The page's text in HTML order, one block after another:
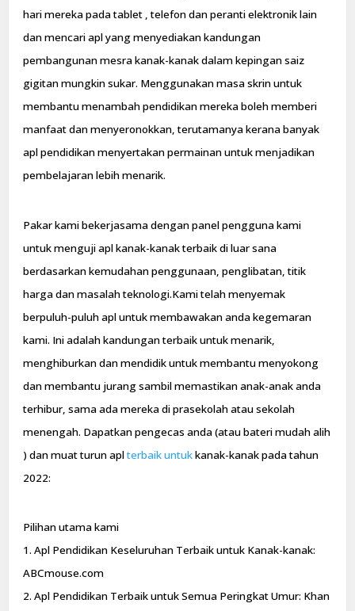
hari mereka pada tablet , telefon dan peranti elektronik lain
dan mencari apl yang menyediakan kandungan
pembangunan mesra kanak-kanak dalam kepingan saiz
gigitan mungkin sukar. Menggunakan masa skrin untuk
membantu menambah pendidikan mereka boleh memberi
manfaat dan menyeronokkan, terutamanya kerana banyak
apl pendidikan menyertakan permainan untuk menjadikan
pembelajaran lebih menarik.
Pakar kami bekerjasama dengan panel pengguna kami
untuk menguji apl kanak-kanak terbaik di luar sana
berdasarkan kemudahan penggunaan, penglibatan, titik
harga dan masalah teknologi.Kami telah menyemak
berpuluh-puluh apl untuk membawakan anda kegemaran
kami. Ini adalah kandungan terbaik untuk menarik,
menghiburkan dan mendidik untuk membantu menyokong
dan membantu jurang sambil memastikan anak-anak anda
terhibur, sama ada mereka di prasekolah atau sekolah
menengah. Dapatkan pengecas anda (atau bateri mudah alih
) dan muat turun aplterbaik untukkanak-kanak pada tahun
2022:
Pilihan utama kami
1. Apl Pendidikan Keseluruhan Terbaik untuk Kanak-kanak:
ABCmouse.com
2. Apl Pendidikan Terbaik untuk Semua Peringkat Umur: Khan